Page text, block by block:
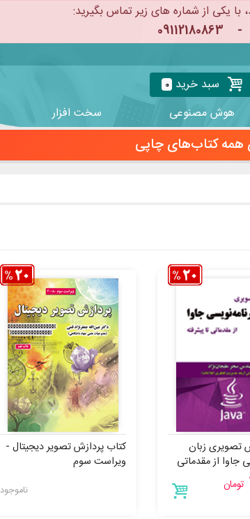
یکی از شماره های زیر تماس بگیرید:
-
09112180863
0 سبد خرید
هوش مصنوعی سخت افزار
همه کتاب‌های چاپی
تصویری زبان
جاوا از مقدماتی
تومان
کتاب پردازش تصویر دیجیتال -
ویراست سوم
ناموجود